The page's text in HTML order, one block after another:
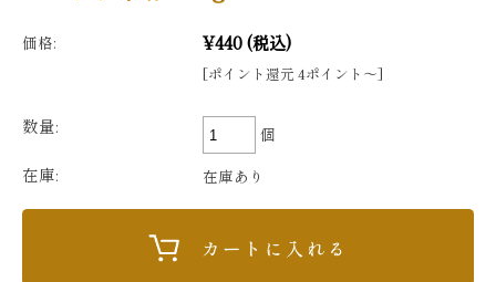
価格: ¥440(税込)
[ポイント還元 4ポイント〜]
数量: 個
在庫: 在庫あり